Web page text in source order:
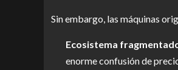
Sin embargo, las máquinas
Ecosistema
enorme confusión de